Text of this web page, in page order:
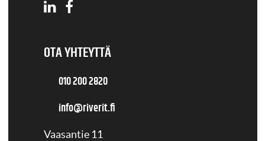
OTA YHTEYTTÄ
010 200 2820
info@riverit.fi
Vaasantie 11